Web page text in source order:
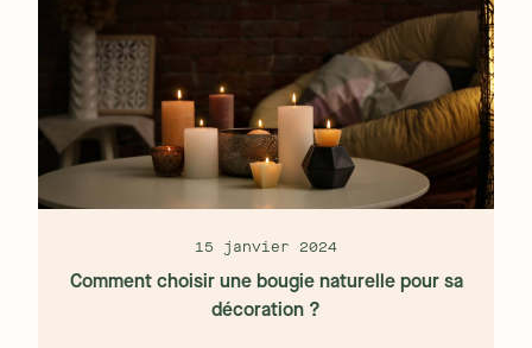
15 janvier 2024
Comment choisir une bougie naturelle pour sa
décoration ?